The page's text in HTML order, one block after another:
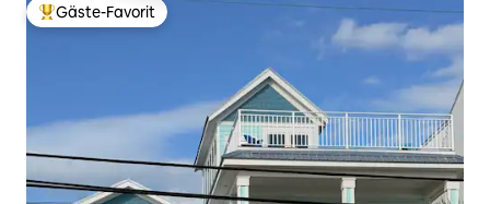
Beliebter Gäste-Favorit.
Gäste-Favorit